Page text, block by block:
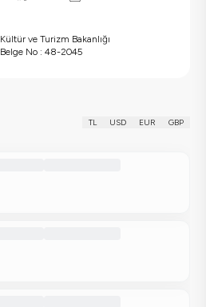
Kültür ve Turizm Bakanlığı
Belge No : 48-2045
TL USD EUR GBP